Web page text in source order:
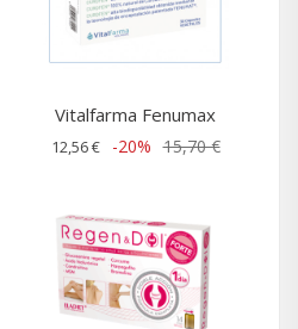
Vitalfarma Fenumax
12,56 € -20% 15,70 €